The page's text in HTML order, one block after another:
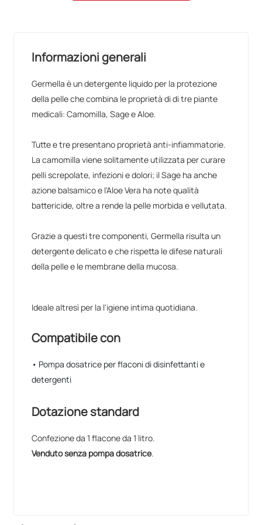
Informazioni generali
Germella è un detergente liquido per la protezione
della pelle che combina le proprietà di di tre piante
medicali: Camomilla, Sage e Aloe.
Tutte e tre presentano proprietà anti-infiammatorie.
La camomilla viene solitamente utilizzata per curare
pelli screpolate, infezioni e dolori; il Sage ha anche
azione balsamico e l'Aloe Vera ha note qualità
battericide, oltre a rende la pelle morbida e vellutata.
Grazie a questi tre componenti, Germella risulta un
detergente delicato e che rispetta le difese naturali
della pelle e le membrane della mucosa.
Ideale altresì per la l'igiene intima quotidiana.
Compatibile con
• Pompa dosatrice per flaconi di disinfettanti e
detergenti
Dotazione standard
Confezione da 1 flacone da 1 litro.
Venduto senza pompa dosatrice.